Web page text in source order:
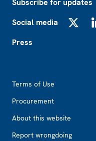
Subscribe for updates
Social media
Press
Terms of Use
Procurement
About this website
Report wrongdoing